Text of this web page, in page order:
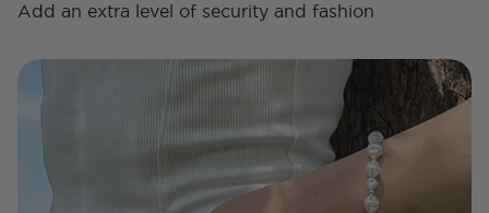
Add an extra level of security and fashion